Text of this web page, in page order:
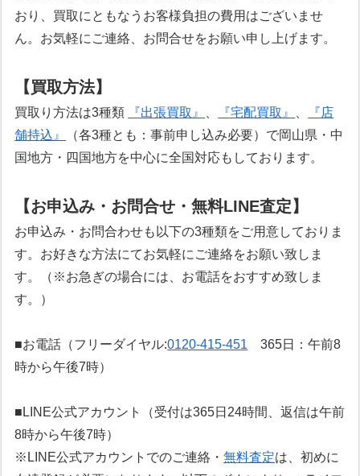
おり、買取にともなうお客様負担の費用はございませ
ん。お気軽にご連絡、お問合せをお願い申し上げます。
【買取方法】
買取り方法は3種類 『出張買取』 『宅配買取』
『店
舗持込』
（各3種とも：事前申し込み必要）で岡山県・中
国地方・四国地方を中心に全国対応もしております。
【お申込み・お問合せ・無料LINE査定】
お申込み・お問合わせも以下の3種類をご用意しておりま
す。お好きな方法にてお気軽にご連絡をお願い致しま
す。（※お急ぎの場合には、お電話をおすすめ致しま
す。）
■お電話（フリーダイヤル:0120-415-451 365日：午前8
時から午後7時）
■LINE公式アカウント（受付は365日24時間、返信は午前
8時から午後7時）
※LINE公式アカウントでのご連絡・無料査定は、初めに